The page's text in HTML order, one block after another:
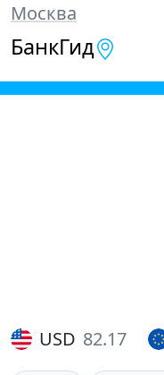
Москва
БанкГид
USD 82.17